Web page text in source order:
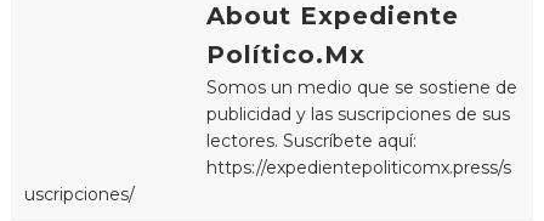
About Expediente
Político.Mx
Somos un medio que se sostiene de
publicidad y las suscripciones de sus
lectores. Suscríbete aquí:
https://expedientepoliticomx.press/s
uscripciones/